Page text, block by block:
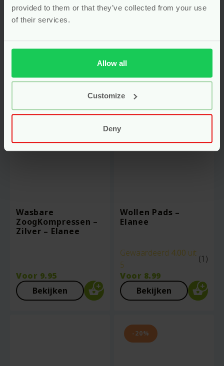
provided to them or that they’ve collected from your use
of their services.
Allow all
Customize
Deny
Voor5.99
Wasbare
ZoogKompressen –
Zilver – Elanee
Voor 9.95
Bekijken
Wollen Pads –
Elanee
Gewaardeerd 4.00 uit
5
(1)
Voor 8.99
Bekijken
-20%